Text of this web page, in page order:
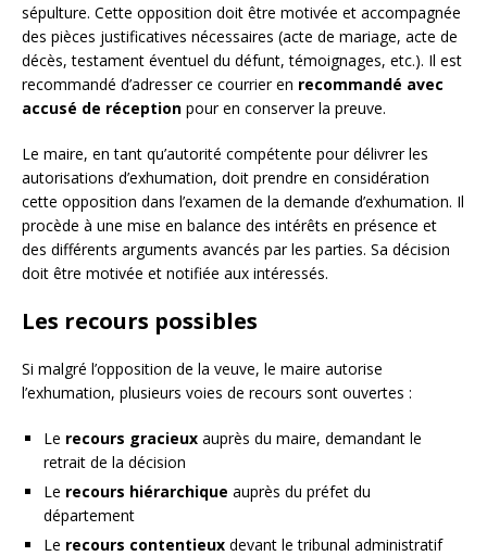
sépulture. Cette opposition doit être motivée et accompagnée
des pièces justificatives nécessaires (acte de mariage, acte de
décès, testament éventuel du défunt, témoignages, etc.). Il est
recommandé d’adresser ce courrier en recommandé avec
accusé de réception pour en conserver la preuve.
Le maire, en tant qu’autorité compétente pour délivrer les
autorisations d’exhumation, doit prendre en considération
cette opposition dans l’examen de la demande d’exhumation. Il
procède à une mise en balance des intérêts en présence et
des différents arguments avancés par les parties. Sa décision
doit être motivée et notifiée aux intéressés.
Les recours possibles
Si malgré l’opposition de la veuve, le maire autorise
l’exhumation, plusieurs voies de recours sont ouvertes :
Le recours gracieux auprès du maire, demandant le
retrait de la décision
Le recours hiérarchique auprès du préfet du
département
Le recours contentieux devant le tribunal administratif